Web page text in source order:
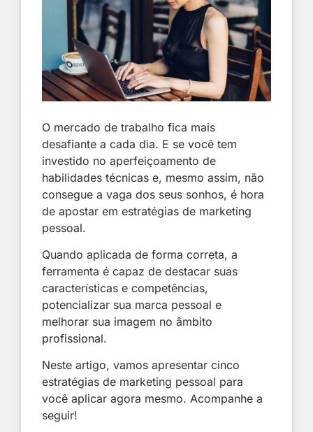
O mercado de trabalho fica mais
desafiante a cada dia. E se você tem
investido no aperfeiçoamento de
habilidades técnicas e, mesmo assim, não
consegue a vaga dos seus sonhos, é hora
de apostar em estratégias de marketing
pessoal.
Quando aplicada de forma correta, a
ferramenta é capaz de destacar suas
características e competências,
potencializar sua marca pessoal e
melhorar sua imagem no âmbito
profissional.
Neste artigo, vamos apresentar cinco
estratégias de marketing pessoal para
você aplicar agora mesmo. Acompanhe a
seguir!